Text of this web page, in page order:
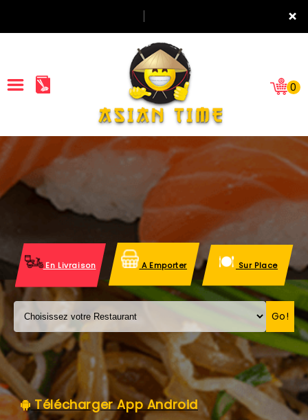
×
ACCUEIL
LA CARTE
VOS AVIS
MENTIONS LÉGALES
C.G.V
0
En Livraison A Emporter Sur Place
Go!
Télécharger App Android